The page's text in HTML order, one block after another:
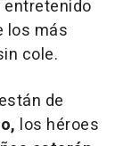
entretenido
los más
cole.
están de
los héroes